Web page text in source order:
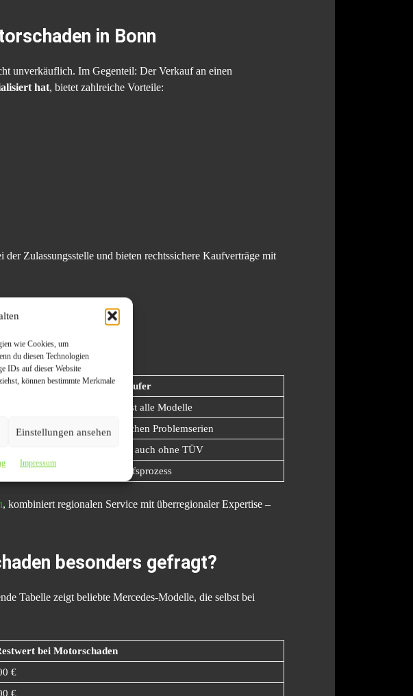
wie Cookies, um
du diesen Technologien
IDs auf dieser Website
können bestimmte Merkmale
Einstellungen ansehen
Impressum
in Bonn
unverkäuflich. Im Gegenteil: Der Verkauf an einen
hat, bietet zahlreiche Vorteile:
der Zulassungsstelle und bieten rechtssichere Kaufverträge mit
Vorteil für Verkäufer
Gute Preise für fast alle Modelle
Interesse an typischen Problemserien
Schneller Ankauf, auch ohne TÜV
Bequemer Verkaufsprozess
, kombiniert regionalen Service mit überregionaler Expertise –
besonders gefragt?
Tabelle zeigt beliebte Mercedes-Modelle, die selbst bei
bei Motorschaden
€
€